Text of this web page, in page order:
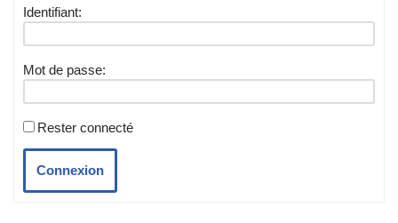
Identifiant:
Mot de passe:
Rester connecté
Connexion